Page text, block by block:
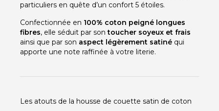
particuliers en quête d’un confort 5 étoiles.
Confectionnée en 100% coton peigné longues
fibres, elle séduit par sontoucher soyeux et frais
ainsi que par son aspect légèrement satiné qui
apporte une note raffinée à votre literie.
Les atouts de la housse de couette satin de coton